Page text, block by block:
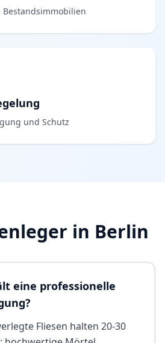
und Schutz
in Berlin
eine professionelle
Fliesen halten 20-30